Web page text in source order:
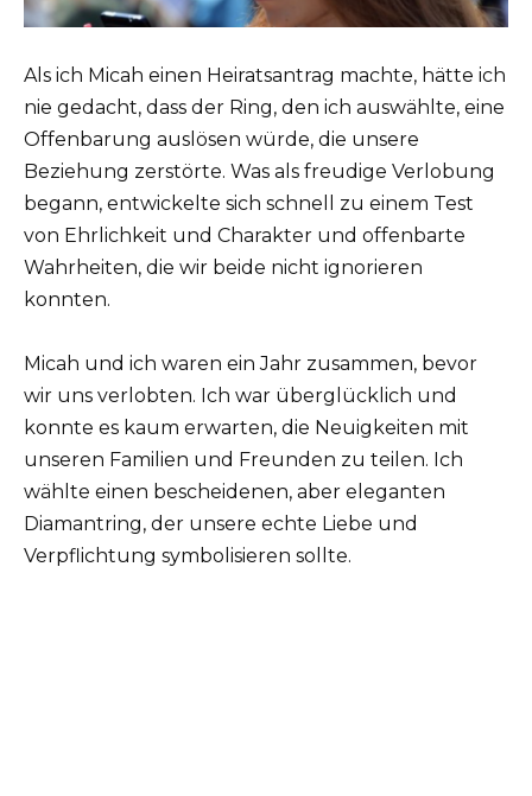
Als ich Micah einen Heiratsantrag machte, hätte ich
nie gedacht, dass der Ring, den ich auswählte, eine
Offenbarung auslösen würde, die unsere
Beziehung zerstörte. Was als freudige Verlobung
begann, entwickelte sich schnell zu einem Test
von Ehrlichkeit und Charakter und offenbarte
Wahrheiten, die wir beide nicht ignorieren
konnten.
Micah und ich waren ein Jahr zusammen, bevor
wir uns verlobten. Ich war überglücklich und
konnte es kaum erwarten, die Neuigkeiten mit
unseren Familien und Freunden zu teilen. Ich
wählte einen bescheidenen, aber eleganten
Diamantring, der unsere echte Liebe und
Verpflichtung symbolisieren sollte.